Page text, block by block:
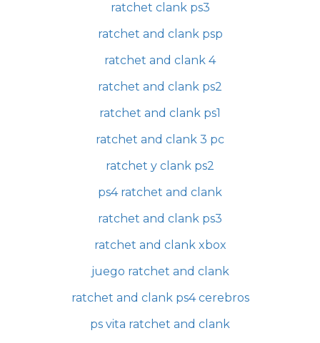
ratchet clank ps3
ratchet and clank psp
ratchet and clank 4
ratchet and clank ps2
ratchet and clank ps1
ratchet and clank 3 pc
ratchet y clank ps2
ps4 ratchet and clank
ratchet and clank ps3
ratchet and clank xbox
juego ratchet and clank
ratchet and clank ps4 cerebros
ps vita ratchet and clank